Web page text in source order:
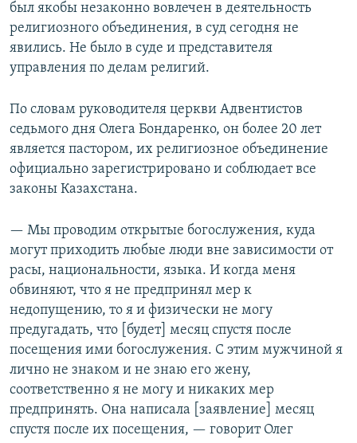
был якобы незаконно вовлечен в деятельность
религиозного объединения, в суд сегодня не
явились. Не было в суде и представителя
управления по делам религий.
По словам руководителя церкви Адвентистов
седьмого дня Олега Бондаренко, он более 20 лет
является пастором, их религиозное объединение
официально зарегистрировано и соблюдает все
законы Казахстана.
— Мы проводим открытые богослужения, куда
могут приходить любые люди вне зависимости от
расы, национальности, языка. И когда меня
обвиняют, что я не предпринял мер к
недопущению, то я и физически не могу
предугадать, что [будет] месяц спустя после
посещения ими богослужения. С этим мужчиной я
лично не знаком и не знаю его жену,
соответственно я не могу и никаких мер
предпринять. Она написала [заявление] месяц
спустя после их посещения, — говорит Олег